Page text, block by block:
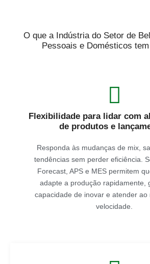
O que a Indústria do Setor de
Pessoais e Domésticos
Flexibilidade para lidar com
de produtos e
Responda às mudanças de mix,
tendências sem perder eficiência.
Forecast, APS e MES permitem
adapte a produção rapidamente,
capacidade de inovar e atender ao
velocidade.